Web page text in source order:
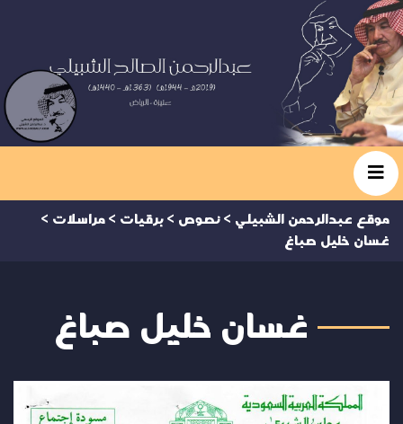
موقع عبدالرحمن الشبيلي > نصوص > برقيات > مراسلات >
غسان خليل صباغ
غسان خليل صباغ